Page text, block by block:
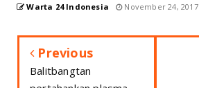
Warta 24 Indonesia November 24, 2017
Previous
Balitbangtan